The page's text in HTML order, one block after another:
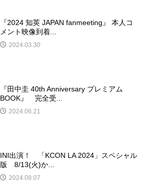
『2024 知英 JAPAN fanmeeting』 本人コ
メント映像到着...
2024.03.30
『田中圭 40th Anniversary プレミアム
BOOK』 完全受...
2024.06.21
INI出演！ 「KCON LA 2024」スペシャル
版 8/13(火)か...
2024.08.07